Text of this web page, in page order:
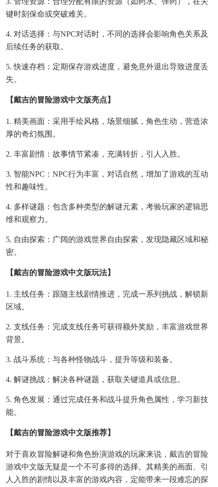
键时刻保命或突破难关。
4. 对话选择：与NPC对话时，不同的选择会影响角色关系及
后续任务的获取。
5. 快速存档：定期保存游戏进度，避免意外退出导致进度丢
失。
【戴吉的冒险游戏中文版亮点】
1. 精美画面：采用手绘风格，场景细腻，角色生动，营造浓
厚的奇幻氛围。
2. 丰富剧情：故事情节紧凑，充满转折，引人入胜。
3. 智能NPC：NPC行为丰富，对话自然，增加了游戏的互动
性和趣味性。
4. 多样谜题：包含多种类型的解谜元素，考验玩家的逻辑思
维和观察力。
5. 自由探索：广阔的游戏世界自由探索，发现隐藏区域和秘
密。
【戴吉的冒险游戏中文版玩法】
1. 主线任务：跟随主线剧情推进，完成一系列挑战，解锁新
区域。
2. 支线任务：完成支线任务可获得额外奖励，丰富游戏世界
背景。
3. 战斗系统：与各种怪物战斗，提升等级和装备。
4. 解谜挑战：解决各种谜题，获取关键道具或信息。
5. 角色发展：通过完成任务和战斗提升角色属性，学习新技
能。
【戴吉的冒险游戏中文版推荐】
对于喜欢冒险解谜和角色扮演游戏的玩家来说，戴吉的冒险
游戏中文版无疑是一个不可多得的选择。其精美的画面、引
人入胜的剧情以及丰富的游戏内容，定能带来一段难忘的探